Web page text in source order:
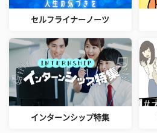
セルフライナーノーツ
インターンシップ特集